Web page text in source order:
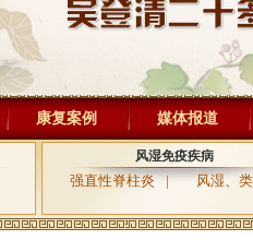
康复案例 媒体报道
风湿免疫疾病
强直性脊柱炎 | 风湿、